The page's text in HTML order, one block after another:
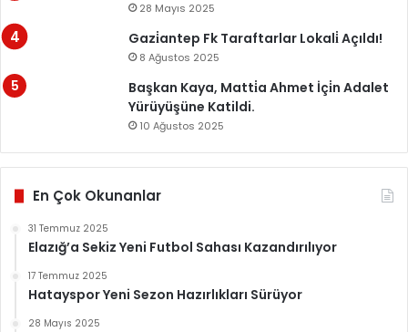
28 Mayıs 2025
Gazi̇antep Fk Taraftarlar Lokali̇ Açıldı!
8 Ağustos 2025
Başkan Kaya, Matti̇a Ahmet İçi̇n Adalet
Yürüyüşüne Katildi.
10 Ağustos 2025
En Çok Okunanlar
31 Temmuz 2025
Elazığ’a Sekiz Yeni Futbol Sahası Kazandırılıyor
17 Temmuz 2025
Hatayspor Yeni Sezon Hazırlıkları Sürüyor
28 Mayıs 2025